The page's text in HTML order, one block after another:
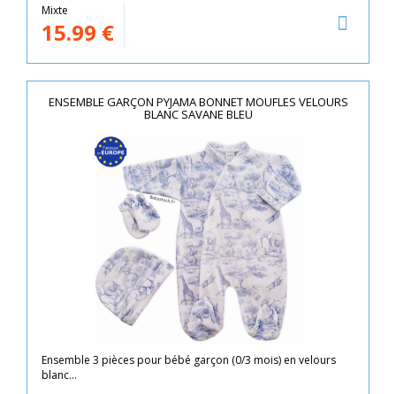
Mixte
15.99 €
ENSEMBLE GARÇON PYJAMA BONNET MOUFLES VELOURS
BLANC SAVANE BLEU
Ensemble 3 pièces pour bébé garçon (0/3 mois) en velours
blanc...